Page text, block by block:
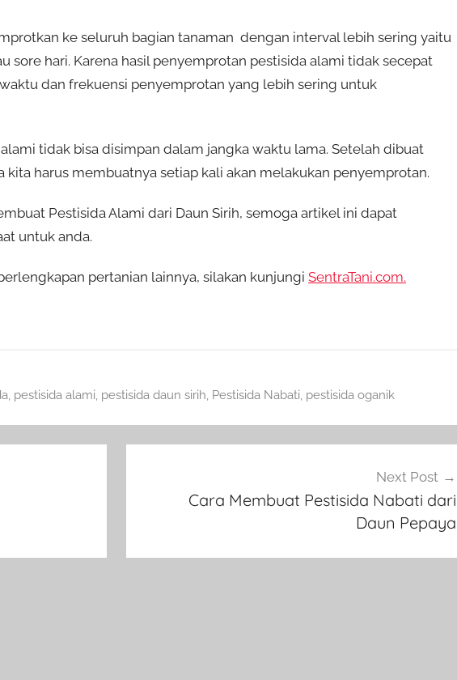
ke seluruh bagian tanaman dengan interval lebih sering yaitu
sore hari. Karena hasil penyemprotan pestisida alami tidak secepat
dan frekuensi penyemprotan yang lebih sering untuk
tidak bisa disimpan dalam jangka waktu lama. Setelah dibuat
kita harus membuatnya setiap kali akan melakukan penyemprotan.
Pestisida Alami dari Daun Sirih, semoga artikel ini dapat
untuk anda.
pertanian lainnya, silakan kunjungi SentraTani.com.
, pestisida alami, pestisida daun sirih, Pestisida Nabati, pestisida oganik
Next Post
Cara Membuat Pestisida Nabati dari
Daun Pepaya